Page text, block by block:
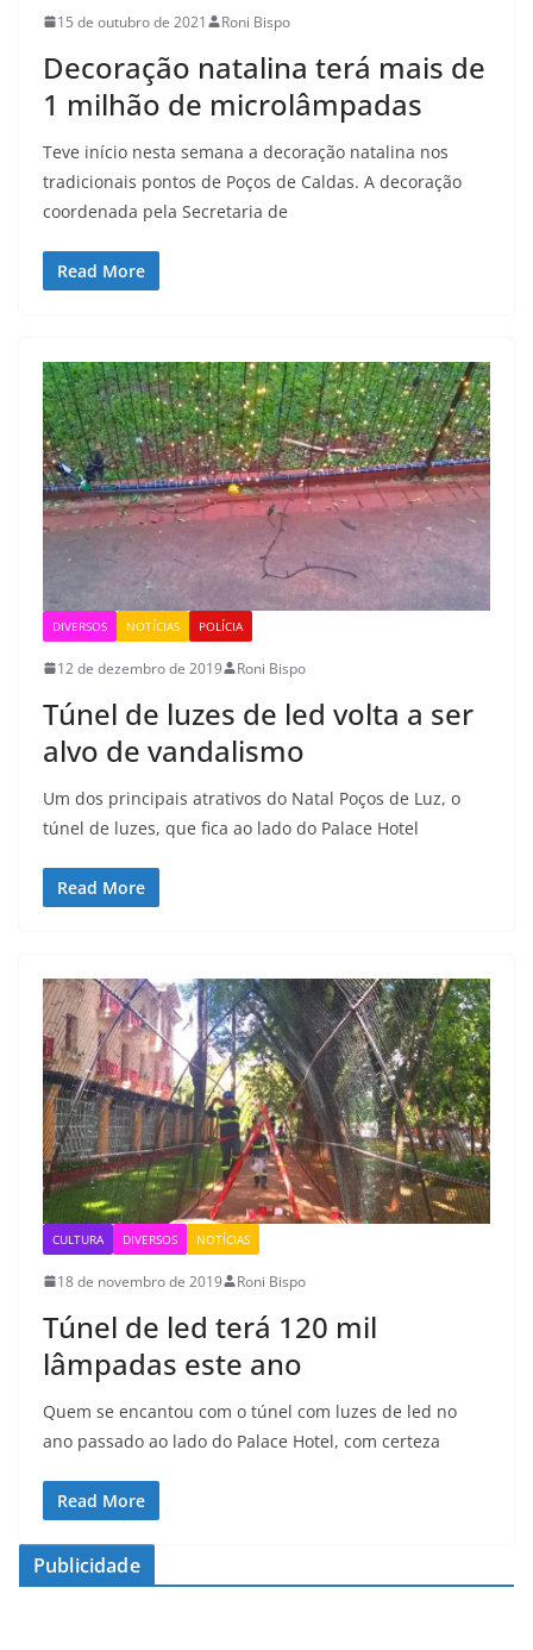
15 de outubro de 2021 Roni Bispo
Decoração natalina terá mais de
1 milhão de microlâmpadas
Teve início nesta semana a decoração natalina nos
tradicionais pontos de Poços de Caldas. A decoração
coordenada pela Secretaria de
Read More
DIVERSOS NOTÍCIAS POLÍCIA
12 de dezembro de 2019 Roni Bispo
Túnel de luzes de led volta a ser
alvo de vandalismo
Um dos principais atrativos do Natal Poços de Luz, o
túnel de luzes, que fica ao lado do Palace Hotel
Read More
CULTURA DIVERSOS NOTÍCIAS
18 de novembro de 2019 Roni Bispo
Túnel de led terá 120 mil
lâmpadas este ano
Quem se encantou com o túnel com luzes de led no
ano passado ao lado do Palace Hotel, com certeza
Read More
Publicidade